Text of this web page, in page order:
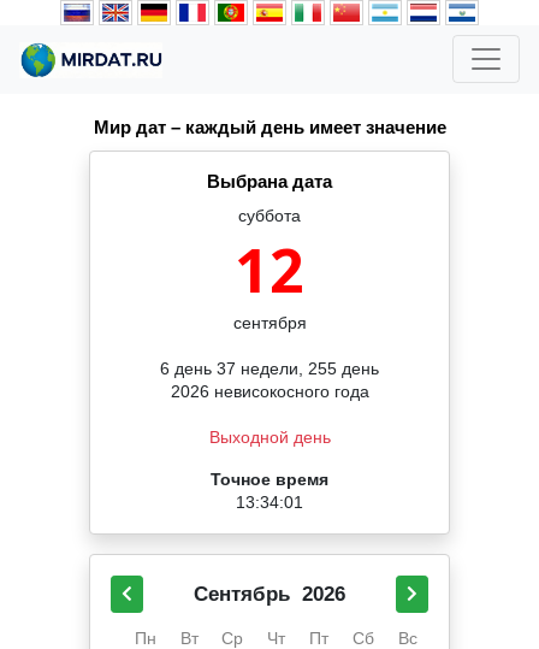
Мир дат – каждый день имеет значение
Выбрана дата
суббота
12
сентября
6 день 37 недели, 255 день
2026 невисокосного года
Выходной день
Точное время
13:34:01
Сентябрь 2026
Пн Вт Ср Чт Пт Сб Вс